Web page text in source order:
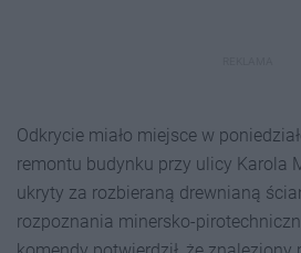
Odkrycie miało miejsce w
remontu budynku przy ulicy Karola
ukryty za rozbieraną drewnianą
rozpoznania minersko-